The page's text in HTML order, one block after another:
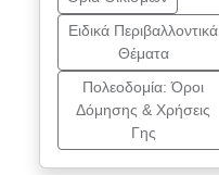
Ειδικά Περιβαλλοντικά
Θέματα
Πολεοδομία: Όροι
Δόμησης & Χρήσεις
Γης